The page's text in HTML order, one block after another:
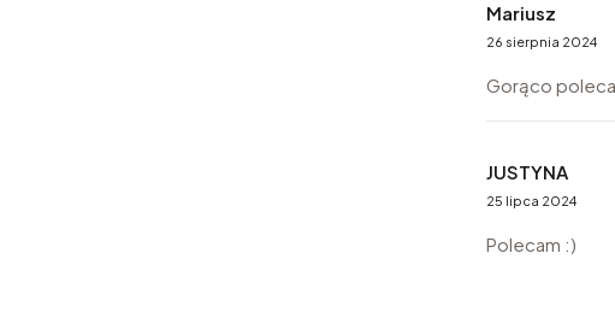
Mariusz
26 sierpnia 2024
Gorąco
JUSTYNA
25 lipca 2024
Polecam :)